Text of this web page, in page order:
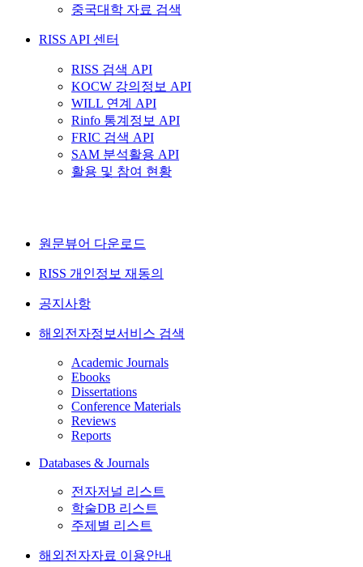
중국대학 자료 검색
RISS API 센터
RISS 검색 API
KOCW 강의정보 API
WILL 연계 API
Rinfo 통계정보 API
FRIC 검색 API
SAM 분석활용 API
활용 및 참여 현황
원문뷰어 다운로드
RISS 개인정보 재동의
공지사항
해외전자정보서비스 검색
Academic Journals
Ebooks
Dissertations
Conference Materials
Reviews
Reports
Databases & Journals
전자저널 리스트
학술DB 리스트
주제별 리스트
해외전자자료 이용안내